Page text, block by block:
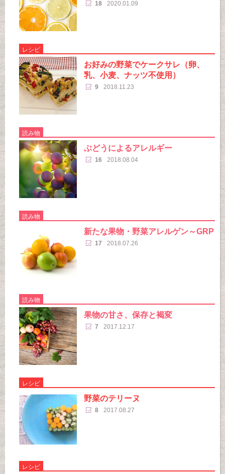
18 2020.01.09
レシピ
お好みの野菜でケークサレ（卵、
乳、小麦、ナッツ不使用）
9 2018.11.23
読み物
ぶどうによるアレルギー
16 2018.08.04
読み物
新たな果物・野菜アレルゲン～GRP
17 2018.07.26
読み物
果物の甘さ、保存と褐変
7 2017.12.17
レシピ
野菜のテリーヌ
8 2017.08.27
レシピ